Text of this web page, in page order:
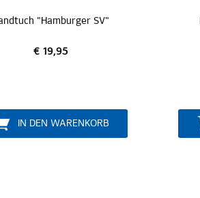
"Blockstreifen"
€ 19,95
IN DEN WARENKORB